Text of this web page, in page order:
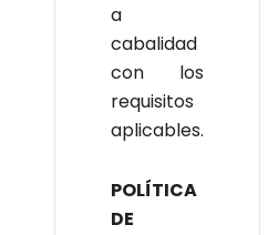
a
cabalidad
con los
requisitos
aplicables.
POLÍTICA
DE